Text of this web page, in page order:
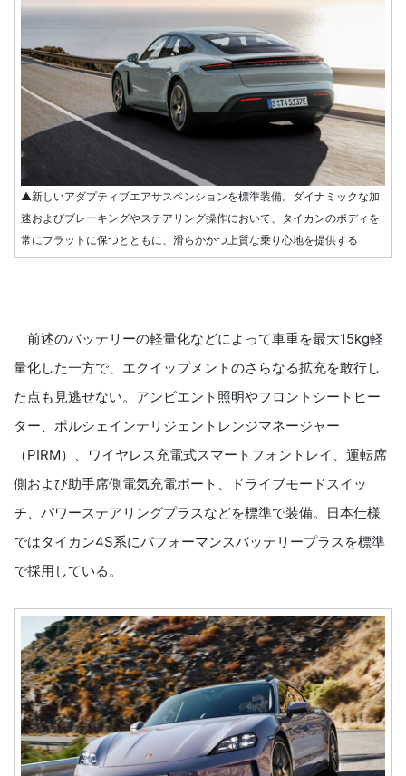
▲新しいアダプティブエアサスペンションを標準装備。ダイナミックな加
速およびブレーキングやステアリング操作において、タイカンのボディを
常にフラットに保つとともに、滑らかかつ上質な乗り心地を提供する
前述のバッテリーの軽量化などによって車重を最大15kg軽
量化した一方で、エクイップメントのさらなる拡充を敢行し
た点も見逃せない。アンビエント照明やフロントシートヒー
ター、ポルシェインテリジェントレンジマネージャー
（PIRM）、ワイヤレス充電式スマートフォントレイ、運転席
側および助手席側電気充電ポート、ドライブモードスイッ
チ、パワーステアリングプラスなどを標準で装備。日本仕様
ではタイカン4S系にパフォーマンスバッテリープラスを標準
で採用している。